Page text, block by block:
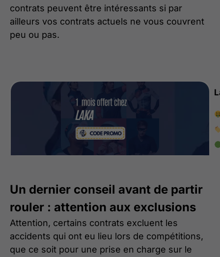
contrats peuvent être intéressants si par
ailleurs vos contrats actuels ne vous couvrent
peu ou pas.
Un dernier conseil avant de partir
rouler : attention aux exclusions
Attention, certains contrats excluent les
accidents qui ont eu lieu lors de compétitions,
que ce soit pour une prise en charge sur le